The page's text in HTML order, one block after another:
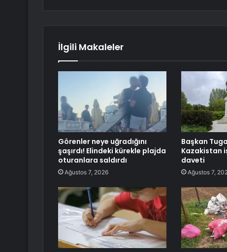
İlgili Makaleler
Görenler neye uğradığını
şaşırdı! Elindeki kürekle plajda
oturanlara saldırdı
Ağustos 7, 2026
Başkan
Kazakistan
daveti
Ağustos 7,